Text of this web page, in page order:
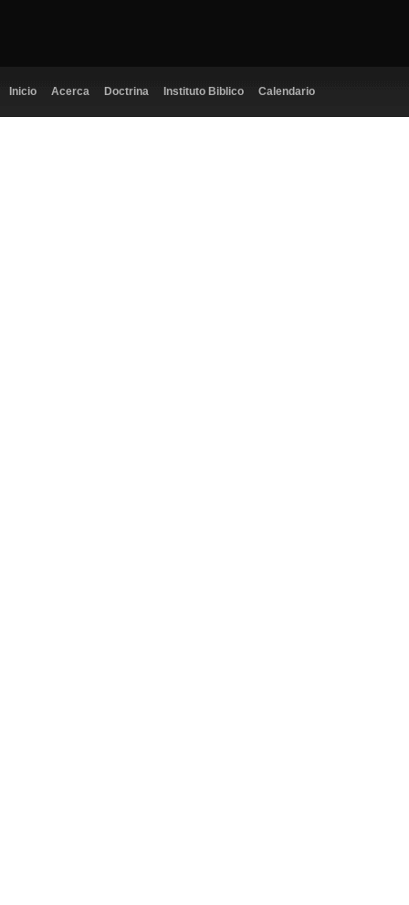
Inicio Acerca Doctrina Instituto Biblico Calendario